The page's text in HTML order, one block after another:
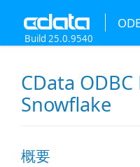
Build 25.0.9540
CData
Snowflake
概要